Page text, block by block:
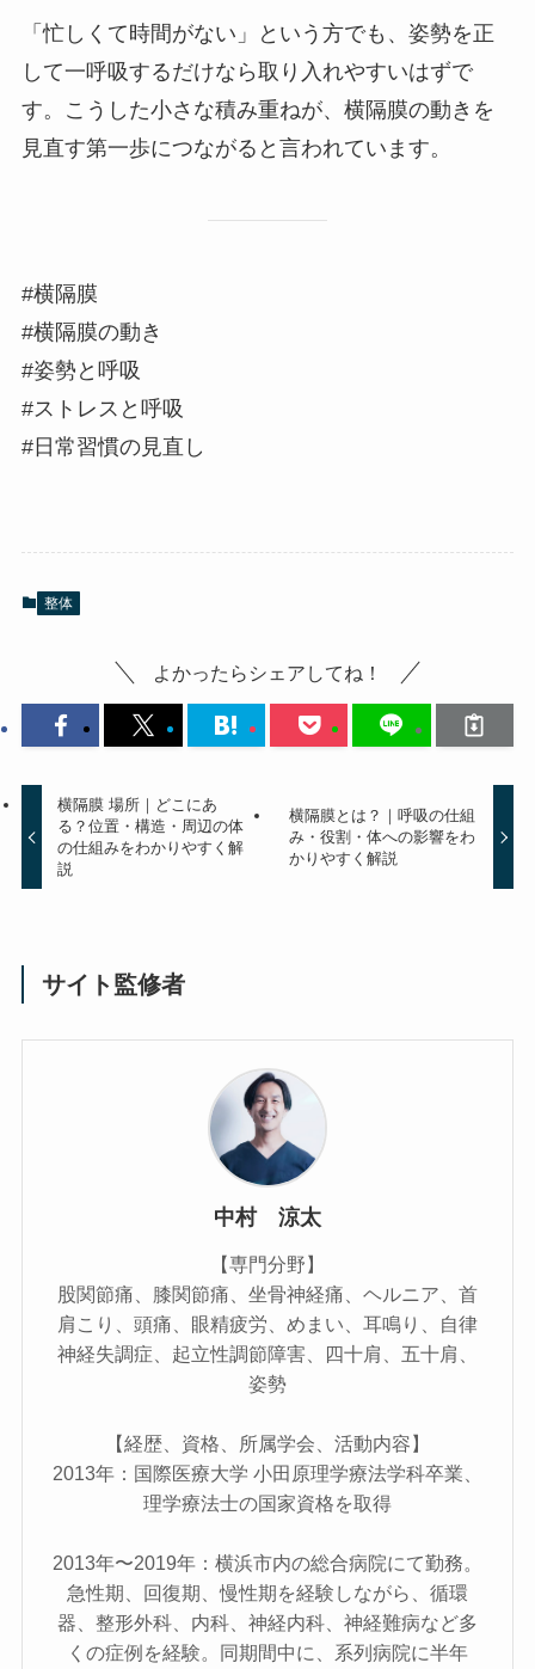
「忙しくて時間がない」という方でも、姿勢を正
して一呼吸するだけなら取り入れやすいはずで
す。こうした小さな積み重ねが、横隔膜の動きを
見直す第一歩につながると言われています。
#横隔膜
#横隔膜の動き
#姿勢と呼吸
#ストレスと呼吸
#日常習慣の見直し
整体
よかったらシェアしてね！
横隔膜 場所｜どこにあ
る？位置・構造・周辺の体
の仕組みをわかりやすく解
説
横隔膜とは？｜呼吸の仕組
み・役割・体への影響をわ
かりやすく解説
サイト監修者
中村 涼太
【専門分野】
股関節痛、膝関節痛、坐骨神経痛、ヘルニア、首
肩こり、頭痛、眼精疲労、めまい、耳鳴り、自律
神経失調症、起立性調節障害、四十肩、五十肩、
姿勢
【経歴、資格、所属学会、活動内容】
2013年：国際医療大学 小田原理学療法学科卒業、
理学療法士の国家資格を取得
2013年〜2019年：横浜市内の総合病院にて勤務。
急性期、回復期、慢性期を経験しながら、循環
器、整形外科、内科、神経内科、神経難病など多
くの症例を経験。同期間中に、系列病院に半年